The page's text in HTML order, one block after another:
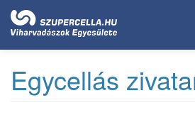
Ugrás
tartalomra
Egycellás